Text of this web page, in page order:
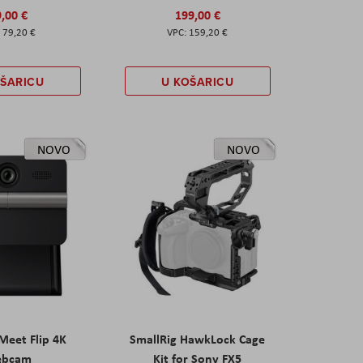
€
79,20 €
199,00 €
159,20 €
U KOŠARICU
NOVO
Flip 4K
NOVO
SmallRig HawkLock Cage
Kit for Sony FX5